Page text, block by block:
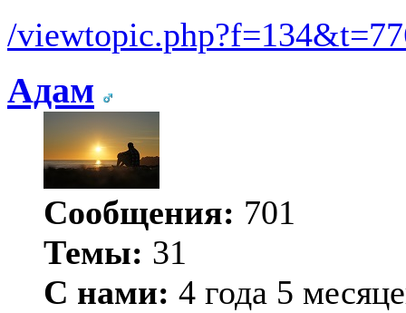
/
Адам
Сообщения: 701
Темы: 31
С нами: 4 года 5